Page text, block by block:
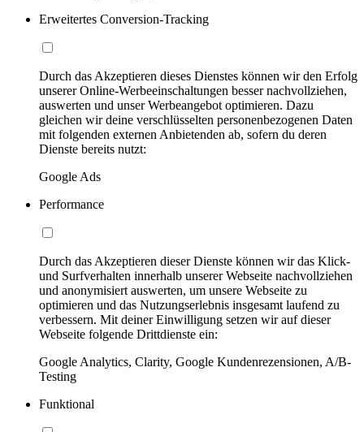
Erweitertes Conversion-Tracking
Durch das Akzeptieren dieses Dienstes können wir den Erfolg
unserer Online-Werbeeinschaltungen besser nachvollziehen,
auswerten und unser Werbeangebot optimieren. Dazu
gleichen wir deine verschlüsselten personenbezogenen Daten
mit folgenden externen Anbietenden ab, sofern du deren
Dienste bereits nutzt:
Google Ads
Performance
Durch das Akzeptieren dieser Dienste können wir das Klick-
und Surfverhalten innerhalb unserer Webseite nachvollziehen
und anonymisiert auswerten, um unsere Webseite zu
optimieren und das Nutzungserlebnis insgesamt laufend zu
verbessern. Mit deiner Einwilligung setzen wir auf dieser
Webseite folgende Drittdienste ein:
Google Analytics, Clarity, Google Kundenrezensionen, A/B-
Testing
Funktional